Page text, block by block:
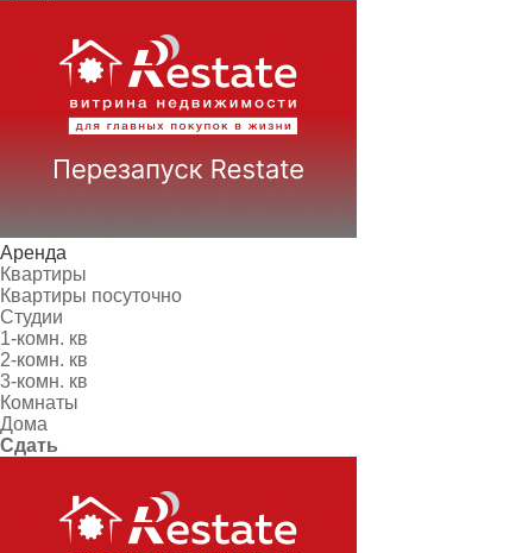
Аренда
Квартиры
Квартиры посуточно
Студии
1-комн. кв
2-комн. кв
3-комн. кв
Комнаты
Дома
Сдать